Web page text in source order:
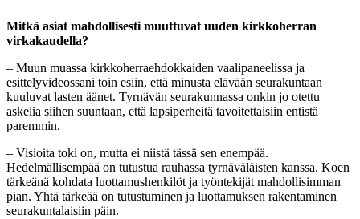
Mitkä asiat mahdollisesti muuttuvat uuden kirkkoherran
virkakaudella?
– Muun muassa kirkkoherraehdokkaiden vaalipaneelissa ja
esittelyvideossani toin esiin, että minusta elävään seurakuntaan
kuuluvat lasten äänet. Tyrnävän seurakunnassa onkin jo otettu
askelia siihen suuntaan, että lapsiperheitä tavoitettaisiin entistä
paremmin.
– Visioita toki on, mutta ei niistä tässä sen enempää.
Hedelmällisempää on tutustua rauhassa tyrnäväläisten kanssa. Koen
tärkeänä kohdata luottamushenkilöt ja työntekijät mahdollisimman
pian. Yhtä tärkeää on tutustuminen ja luottamuksen rakentaminen
seurakuntalaisiin päin.